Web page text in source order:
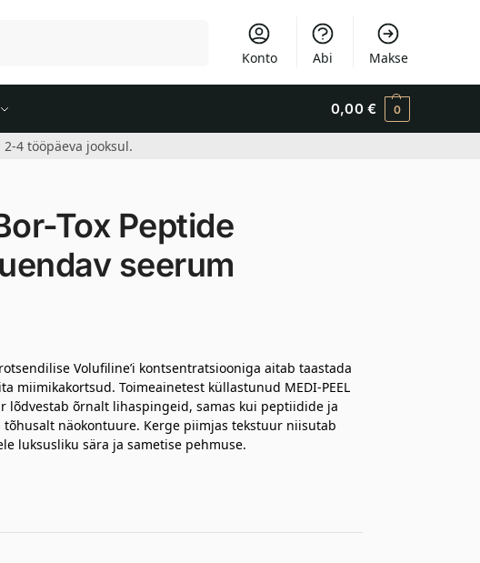
Konto Abi Makse
0,00 € 0
4 tööpäeva jooksul.
Tox Peptide
seerum
Volufiline’i kontsentratsiooniga aitab taastada
miimikakortsud. Toimeainetest küllastunud MEDI-PEEL
lõdvestab õrnalt lihaspingeid, samas kui peptiidide ja
näokontuure. Kerge piimjas tekstuur niisutab
luksusliku sära ja sametise pehmuse.